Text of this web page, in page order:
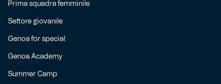
Prima squadra femminile
Settore giovanile
Genoa for special
Genoa Academy
Summer Camp